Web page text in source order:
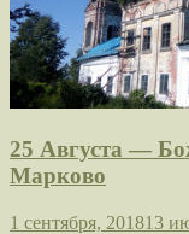
25 Августа —
Марково
1 сентября, 201813